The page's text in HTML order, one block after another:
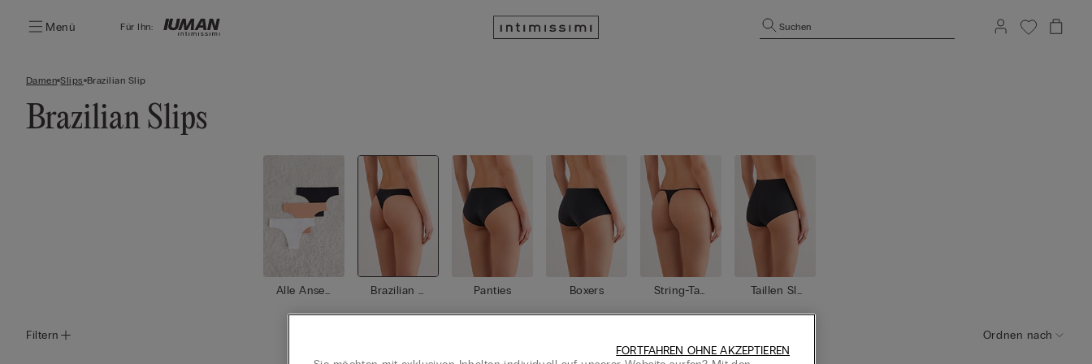
Menü Für Ihn: Suchen
Damen Slips Brazilian Slip
Brazilian Slips
Alle Anse
Brazilian S
Panties Boxers
String-Tan
Taillen Sli
Filtern Ordnen nach
FORTFAHREN OHNE AKZEPTIEREN